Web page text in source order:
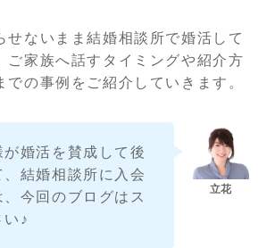
せないまま結婚相談所で婚活して
ご家族へ話すタイミングや紹介方
の事例をご紹介していきます。
婚活を賛成して後
結婚相談所に入会
今回のブログはス
い♪